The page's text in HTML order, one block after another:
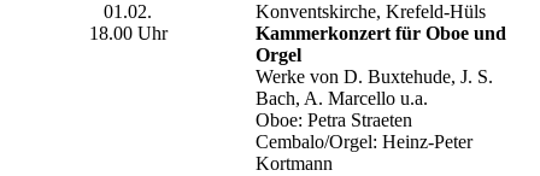
01.02.
18.00 Uhr
Konventskirche, Krefeld-Hüls
Kammerkonzert für Oboe und
Orgel
Werke von D. Buxtehude, J. S.
Bach, A. Marcello u.a.
Oboe: Petra Straeten
Cembalo/Orgel: Heinz-Peter
Kortmann